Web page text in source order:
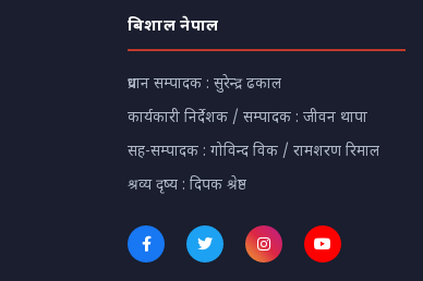
बिशाल नेपाल
प्रधान सम्पादक : सुरेन्द्र ढकाल
कार्यकारी निर्देशक / सम्पादक : जीवन थापा
सह-सम्पादक : गोविन्द विक / रामशरण रिमाल
श्रव्य दृष्य : दिपक श्रेष्ठ